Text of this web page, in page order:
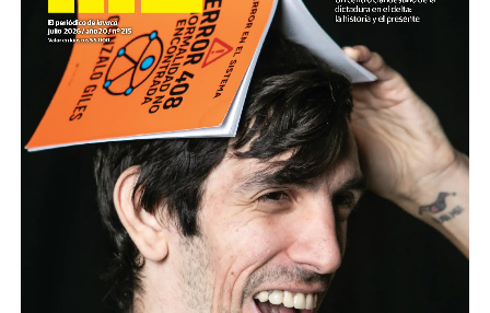
Cartucho como el que de dispararon a Pablo Grillo en la
manifestación del miércoles pasado.